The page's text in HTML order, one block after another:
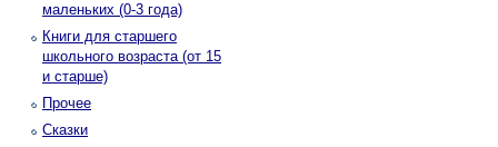
маленьких (0-3 года)
Книги для старшего
школьного возраста (от 15
и старше)
Прочее
Сказки